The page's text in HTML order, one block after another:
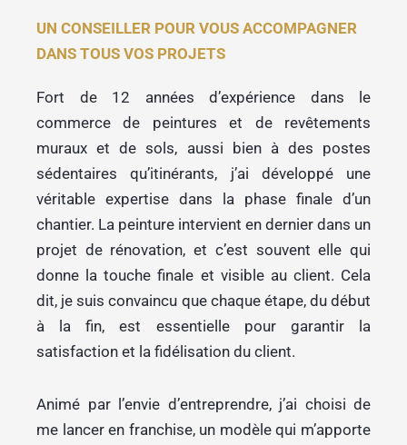
UN CONSEILLER POUR VOUS ACCOMPAGNER
DANS TOUS VOS PROJETS
Fort de 12 années d’expérience dans le
commerce de peintures et de revêtements
muraux et de sols, aussi bien à des postes
sédentaires qu’itinérants, j’ai développé une
véritable expertise dans la phase finale d’un
chantier. La peinture intervient en dernier dans un
projet de rénovation, et c’est souvent elle qui
donne la touche finale et visible au client. Cela
dit, je suis convaincu que chaque étape, du début
à la fin, est essentielle pour garantir la
satisfaction et la fidélisation du client.
Animé par l’envie d’entreprendre, j’ai choisi de
me lancer en franchise, un modèle qui m’apporte